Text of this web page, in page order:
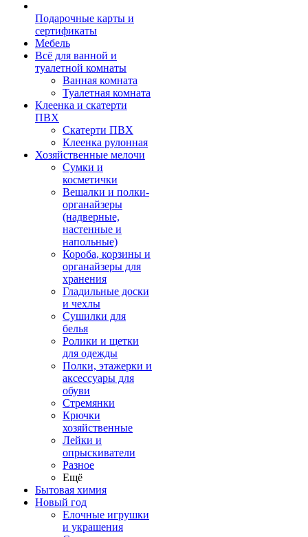
Подарочные карты и
сертификаты
Мебель
Всё для ванной и
туалетной комнаты
Ванная комната
Туалетная комната
Клеенка и скатерти
ПВХ
Скатерти ПВХ
Клеенка рулонная
Хозяйственные мелочи
Сумки и
косметички
Вешалки и полки-
органайзеры
(надверные,
настенные и
напольные)
Короба, корзины и
органайзеры для
хранения
Гладильные доски
и чехлы
Сушилки для
белья
Ролики и щетки
для одежды
Полки, этажерки и
аксессуары для
обуви
Стремянки
Крючки
хозяйственные
Лейки и
опрыскиватели
Разное
Ещё
Бытовая химия
Новый год
Елочные игрушки
и украшения